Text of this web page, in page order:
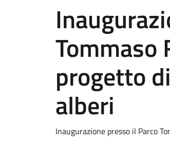
Tommaso
progetto
alberi
Inaugurazione presso il Parco